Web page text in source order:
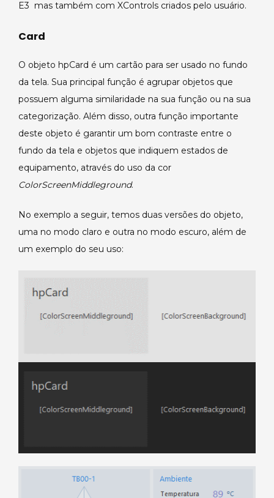
E3 mas também com XControls criados pelo usuário.
Card
O objeto hpCard é um cartão para ser usado no fundo
da tela. Sua principal função é agrupar objetos que
possuem alguma similaridade na sua função ou na sua
categorização. Além disso, outra função importante
deste objeto é garantir um bom contraste entre o
fundo da tela e objetos que indiquem estados de
equipamento, através do uso da cor
ColorScreenMiddleground.
No exemplo a seguir, temos duas versões do objeto,
uma no modo claro e outra no modo escuro, além de
um exemplo do seu uso: